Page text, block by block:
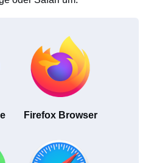
Firefox Browser